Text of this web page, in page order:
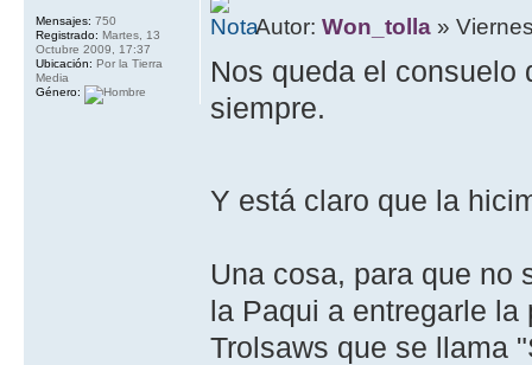
Autor:Won_tolla »
Nos queda el consuelo
siempre.
Y está claro que la
Una cosa, para que no
la Paqui a entregarle
Trolsaws que se llama
Mensajes: 750
Registrado: Martes, 13
Octubre 2009, 17:37
Ubicación: Por la Tierra
Media
Género: